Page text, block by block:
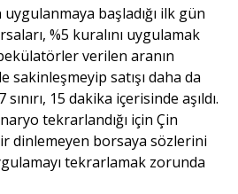
uygulanmaya başladığı ilk gün
%5 kuralını uygulamak
verilen aranın
sakinleşmeyip satışı daha da
sınırı, 15 dakika içerisinde aşıldı.
tekrarlandığı için Çin
dinlemeyen borsaya sözlerini
tekrarlamak zorunda